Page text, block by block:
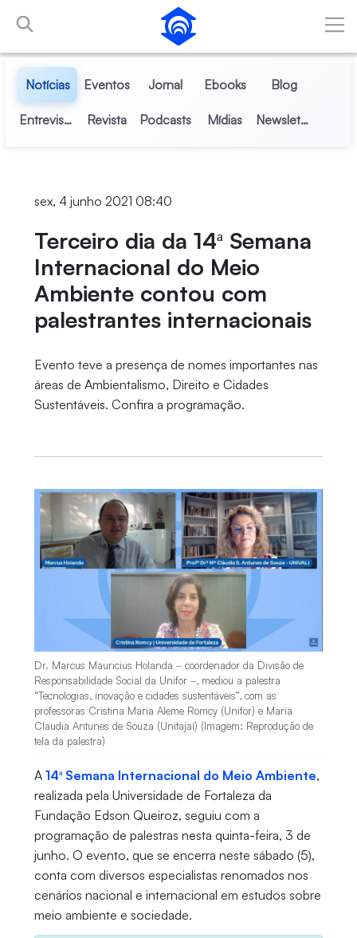
Pular para o Conteúdo principal
Notícias Eventos Jornal Ebooks Blog
Entrevistas Revista Podcasts Mídias Newsletter
sex, 4 junho 2021 08:40
Terceiro dia da 14ª Semana
Internacional do Meio
Ambiente contou com
palestrantes internacionais
Evento teve a presença de nomes importantes nas
áreas de Ambientalismo, Direito e Cidades
Sustentáveis. Confira a programação.
Dr. Marcus Mauricius Holanda ‒ coordenador da Divisão de
Responsabilidade Social da Unifor ‒, mediou a palestra
“Tecnologias, inovação e cidades sustentáveis”, com as
professoras Cristina Maria Aleme Romcy (Unifor) e Maria
Claudia Antunes de Souza (Unitajaí) (Imagem: Reprodução de
tela da palestra)
A 14ª Semana Internacional do Meio Ambiente,
realizada pela Universidade de Fortaleza da
Fundação Edson Queiroz, seguiu com a
programação de palestras nesta quinta-feira, 3 de
junho. O evento, que se encerra neste sábado (5),
conta com diversos especialistas renomados nos
cenários nacional e internacional em estudos sobre
meio ambiente e sociedade.